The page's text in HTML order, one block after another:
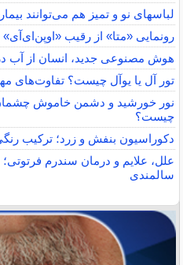
لباس‎های نو و تمیز هم می‌توانند بیماری‌زا باشند!
رونمایی «متا» از رقیب «اوپن‌ای‌آی»
هوش مصنوعی جدید، انسان از آب
تور آل یا یوآل چیست؟ تفاوت‌های
نور خورشید و دشمن خاموش
چیست؟
دکوراسیون بنفش و زرد؛ ترکیب
علل، علایم و درمان سندرم
سالمندی